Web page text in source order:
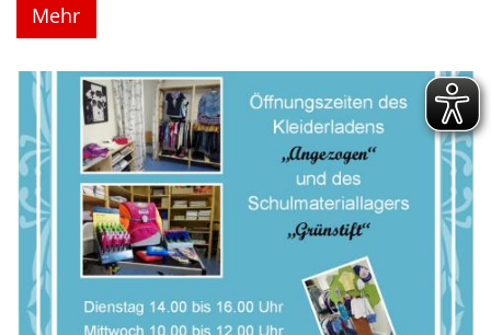
Mehr